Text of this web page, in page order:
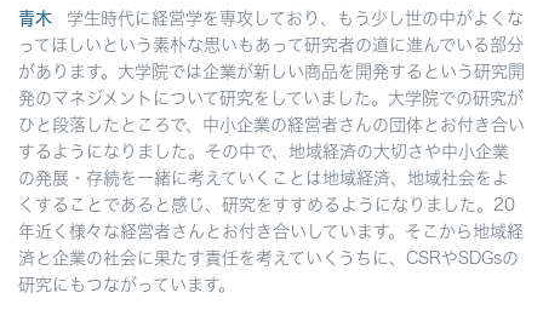
青木
学生時代に経営学を専攻しており、もう少し世の中がよくな
ってほしいという素朴な思いもあって研究者の道に進んでいる部分
があります。大学院では企業が新しい商品を開発するという研究開
発のマネジメントについて研究をしていました。大学院での研究が
ひと段落したところで、中小企業の経営者さんの団体とお付き合い
するようになりました。その中で、地域経済の大切さや中小企業
の発展・存続を一緒に考えていくことは地域経済、地域社会をよ
くすることであると感じ、研究をすすめるようになりました。20
年近く様々な経営者さんとお付き合いしています。そこから地域経
済と企業の社会に果たす責任を考えていくうちに、CSRやSDGsの
研究にもつながっています。